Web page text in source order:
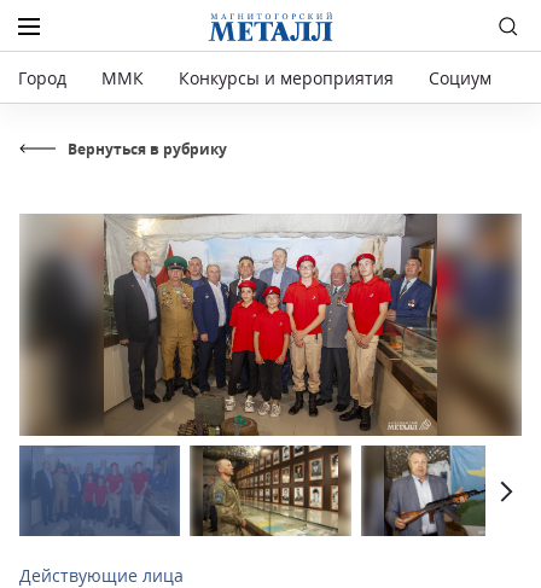
Город ММК Конкурсы и мероприятия Социум
Вернуться в рубрику
Действующие лица